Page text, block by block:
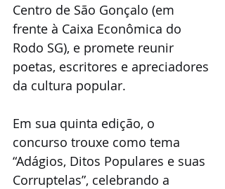
Centro de São Gonçalo (em
frente à Caixa Econômica do
Rodo SG), e promete reunir
poetas, escritores e apreciadores
da cultura popular.
Em sua quinta edição, o
concurso trouxe como tema
“Adágios, Ditos Populares e suas
Corruptelas”, celebrando a